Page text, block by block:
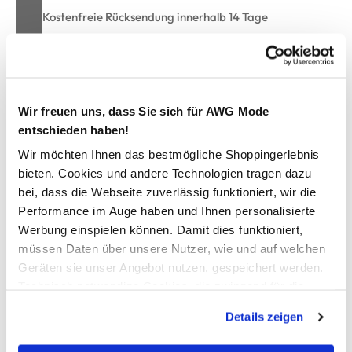
Wir freuen uns, dass Sie sich für AWG Mode
entschieden haben!
Wir möchten Ihnen das bestmögliche Shoppingerlebnis
bieten. Cookies und andere Technologien tragen dazu
bei, dass die Webseite zuverlässig funktioniert, wir die
Performance im Auge haben und Ihnen personalisierte
Werbung einspielen können. Damit dies funktioniert,
müssen Daten über unsere Nutzer, wie und auf welchen
Geräten sie unser Angebot nutzen, gespeichert werden.
werden, werden bei der Nutzung der Webseite auf jeden
Fall gesetzt. Cookies von Drittanbietern für Analyse- oder
Details zeigen
Kostenfreie Rücksendung innerhalb 14 Tage
Kostenlose Filiallieferung in Ihre Wunschfiliale
Zur Wunschliste hinzufügen
Große Größen Basic T-Shirt
Modisches Shirt von Sonja Blank
Runder Ausschnitt und kurze Ärmel
Kleine Seitenschlitze
Gerader Schnitt